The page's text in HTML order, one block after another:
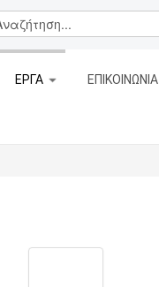
ΕΡΓΑ ΕΠΙΚΟΙΝΩΝΙΑ